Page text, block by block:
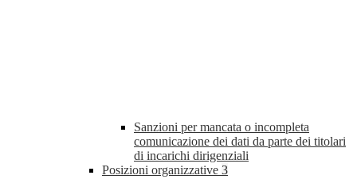
Sanzioni per mancata o incompleta
comunicazione dei dati da parte dei titolari
di incarichi dirigenziali
Posizioni organizzative 3